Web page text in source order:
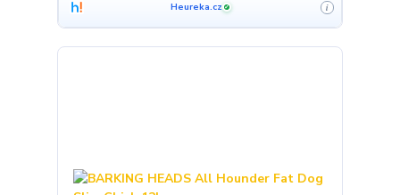
Heureka.cz ✓ i